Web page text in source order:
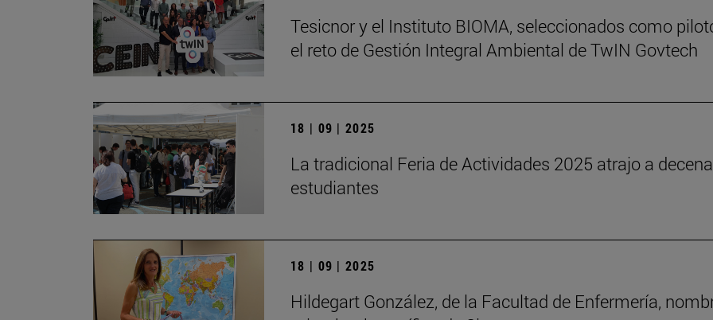
Tesicnor y el Instituto BIOMA, seleccionados como
el reto de Gestión Integral Ambiental de TwIN Govtech
18 | 09 | 2025
La tradicional Feria de Actividades 2025 atrajo a
estudiantes
18 | 09 | 2025
Hildegart González, de la Facultad de Enfermería,